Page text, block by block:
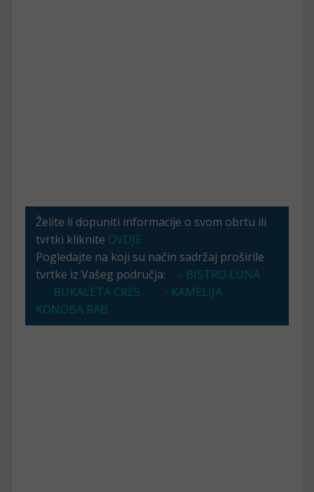
Želite li dopuniti informacije o svom obrtu ili
tvrtki kliknite OVDJE
Pogledajte na koji su način sadržaj proširile
tvrtke iz Vašeg područja:
- BISTRO LUNA
- BUKALETA CRES
- KAMELIJA
-
KONOBA RAB